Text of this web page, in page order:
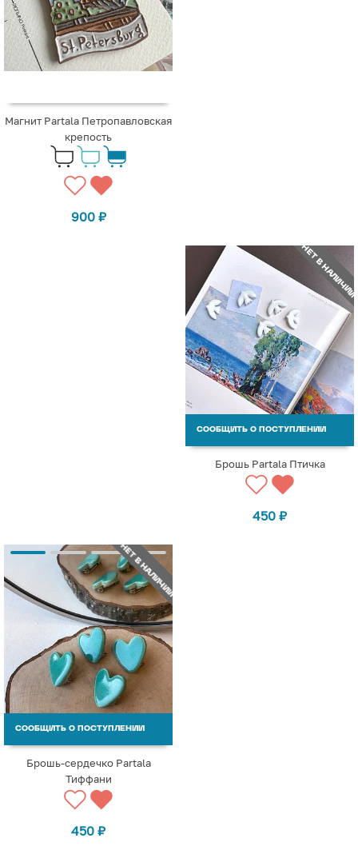
Магнит Partala Петропавловская
крепость
900 ₽
НЕТ В НАЛИЧИИ
СООБЩИТЬ О ПОСТУПЛЕНИИ
Брошь Partala Птичка
450 ₽
НЕТ В НАЛИЧИИ
СООБЩИТЬ О ПОСТУПЛЕНИИ
Брошь-сердечко Partala
Тиффани
450 ₽